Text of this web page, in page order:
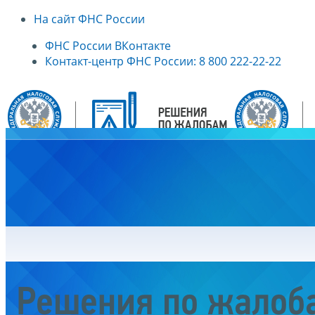
На сайт ФНС России
ФНС России ВКонтакте
Контакт-центр ФНС России: 8 800 222-22-22
Решения по